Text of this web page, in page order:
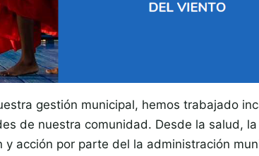
gestión municipal, hemos trabajado
de nuestra comunidad. Desde la salud,
acción por parte del la administración